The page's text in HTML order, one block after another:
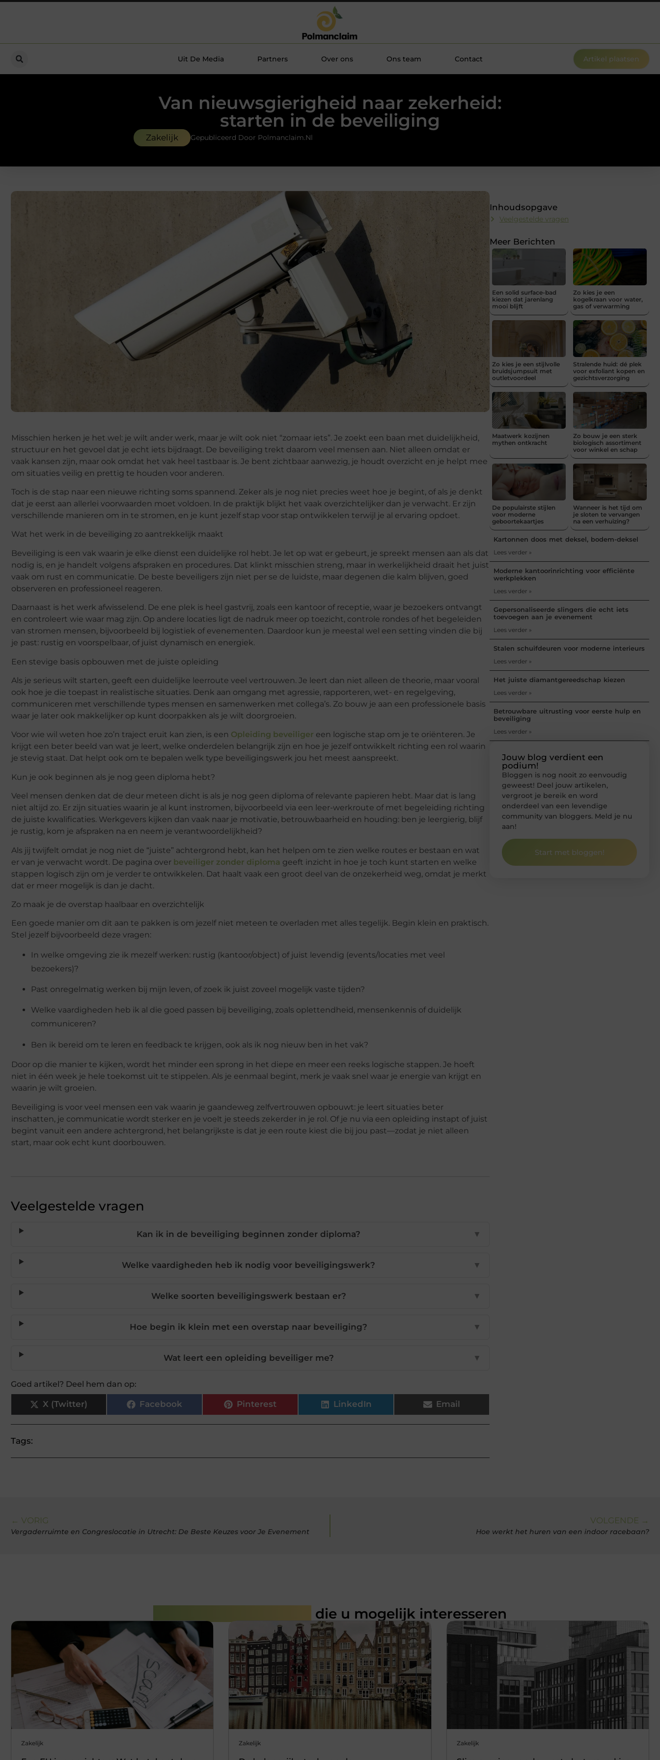
Uit De Media Partners Over ons Ons team Contact Artikel plaatsen
Van nieuwsgierigheid naar zekerheid:
starten in de beveiliging
Zakelijk Gepubliceerd Door Polmanclaim.nl
Misschien herken je het wel: je wilt ander werk, maar je wilt ook niet “zomaar iets”. Je zoekt een baan met duidelijkheid,
structuur en het gevoel dat je echt iets bijdraagt. De beveiliging trekt daarom veel mensen aan. Niet alleen omdat er
vaak kansen zijn, maar ook omdat het vak heel tastbaar is. Je bent zichtbaar aanwezig, je houdt overzicht en je helpt mee
om situaties veilig en prettig te houden voor anderen.
Toch is de stap naar een nieuwe richting soms spannend. Zeker als je nog niet precies weet hoe je begint, of als je denkt
dat je eerst aan allerlei voorwaarden moet voldoen. In de praktijk blijkt het vaak overzichtelijker dan je verwacht. Er zijn
verschillende manieren om in te stromen, en je kunt jezelf stap voor stap ontwikkelen terwijl je al ervaring opdoet.
Wat het werk in de beveiliging zo aantrekkelijk maakt
Beveiliging is een vak waarin je elke dienst een duidelijke rol hebt. Je let op wat er gebeurt, je spreekt mensen aan als dat
nodig is, en je handelt volgens afspraken en procedures. Dat klinkt misschien streng, maar in werkelijkheid draait het juist
vaak om rust en communicatie. De beste beveiligers zijn niet per se de luidste, maar degenen die kalm blijven, goed
observeren en professioneel reageren.
Daarnaast is het werk afwisselend. De ene plek is heel gastvrij, zoals een kantoor of receptie, waar je bezoekers ontvangt
en controleert wie waar mag zijn. Op andere locaties ligt de nadruk meer op toezicht, controle rondes of het begeleiden
van stromen mensen, bijvoorbeeld bij logistiek of evenementen. Daardoor kun je meestal wel een setting vinden die bij
je past: rustig en voorspelbaar, of juist dynamisch en energiek.
Een stevige basis opbouwen met de juiste opleiding
Als je serieus wilt starten, geeft een duidelijke leerroute veel vertrouwen. Je leert dan niet alleen de theorie, maar vooral
ook hoe je die toepast in realistische situaties. Denk aan omgang met agressie, rapporteren, wet- en regelgeving,
communiceren met verschillende types mensen en samenwerken met collega’s. Zo bouw je aan een professionele basis
waar je later ook makkelijker op kunt doorpakken als je wilt doorgroeien.
Voor wie wil weten hoe zo’n traject eruit kan zien, is een Opleiding beveiliger een logische stap om je te oriënteren. Je
krijgt een beter beeld van wat je leert, welke onderdelen belangrijk zijn en hoe je jezelf ontwikkelt richting een rol waarin
je stevig staat. Dat helpt ook om te bepalen welk type beveiligingswerk jou het meest aanspreekt.
Kun je ook beginnen als je nog geen diploma hebt?
Veel mensen denken dat de deur meteen dicht is als je nog geen diploma of relevante papieren hebt. Maar dat is lang
niet altijd zo. Er zijn situaties waarin je al kunt instromen, bijvoorbeeld via een leer-werkroute of met begeleiding richting
de juiste kwalificaties. Werkgevers kijken dan vaak naar je motivatie, betrouwbaarheid en houding: ben je leergierig, blijf
je rustig, kom je afspraken na en neem je verantwoordelijkheid?
Als jij twijfelt omdat je nog niet de “juiste” achtergrond hebt, kan het helpen om te zien welke routes er bestaan en wat
er van je verwacht wordt. De pagina over beveiliger zonder diploma geeft inzicht in hoe je toch kunt starten en welke
stappen logisch zijn om je verder te ontwikkelen. Dat haalt vaak een groot deel van de onzekerheid weg, omdat je merkt
dat er meer mogelijk is dan je dacht.
Zo maak je de overstap haalbaar en overzichtelijk
Een goede manier om dit aan te pakken is om jezelf niet meteen te overladen met alles tegelijk. Begin klein en praktisch.
Stel jezelf bijvoorbeeld deze vragen:
In welke omgeving zie ik mezelf werken: rustig (kantoor/object) of juist levendig (events/locaties met veel
bezoekers)?
Past onregelmatig werken bij mijn leven, of zoek ik juist zoveel mogelijk vaste tijden?
Welke vaardigheden heb ik al die goed passen bij beveiliging, zoals oplettendheid, mensenkennis of duidelijk
communiceren?
Ben ik bereid om te leren en feedback te krijgen, ook als ik nog nieuw ben in het vak?
Door op die manier te kijken, wordt het minder een sprong in het diepe en meer een reeks logische stappen. Je hoeft
niet in één week je hele toekomst uit te stippelen. Als je eenmaal begint, merk je vaak snel waar je energie van krijgt en
waarin je wilt groeien.
Beveiliging is voor veel mensen een vak waarin je gaandeweg zelfvertrouwen opbouwt: je leert situaties beter
inschatten, je communicatie wordt sterker en je voelt je steeds zekerder in je rol. Of je nu via een opleiding instapt of juist
begint vanuit een andere achtergrond, het belangrijkste is dat je een route kiest die bij jou past—zodat je niet alleen
start, maar ook echt kunt doorbouwen.
Veelgestelde vragen
Kan ik in de beveiliging beginnen zonder diploma? ▼
Welke vaardigheden heb ik nodig voor beveiligingswerk? ▼
Welke soorten beveiligingswerk bestaan er? ▼
Hoe begin ik klein met een overstap naar beveiliging? ▼
Wat leert een opleiding beveiliger me? ▼
Goed artikel? Deel hem dan op:
X (Twitter) Facebook Pinterest LinkedIn Email
Tags:
Inhoudsopgave
Veelgestelde vragen
Meer Berichten
Een solid surface-bad
kiezen dat jarenlang
mooi blijft
Zo kies je een
kogelkraan voor water,
gas of verwarming
Zo kies je een stijlvolle
bruidsjumpsuit met
outletvoordeel
Stralende huid: dé plek
voor exfoliant kopen en
gezichtsverzorging
Maatwerk kozijnen
mythen ontkracht
Zo bouw je een sterk
biologisch assortiment
voor winkel en schap
De populairste stijlen
voor moderne
geboortekaartjes
Wanneer is het tijd om
je sloten te vervangen
na een verhuizing?
Kartonnen doos met deksel, bodem-deksel
Lees verder »
Moderne kantoorinrichting voor efficiënte
werkplekken
Lees verder »
Gepersonaliseerde slingers die echt iets
toevoegen aan je evenement
Lees verder »
Stalen schuifdeuren voor moderne interieurs
Lees verder »
Het juiste diamantgereedschap kiezen
Lees verder »
Betrouwbare uitrusting voor eerste hulp en
beveiliging
Lees verder »
Jouw blog verdient een
podium!
Bloggen is nog nooit zo eenvoudig
geweest! Deel jouw artikelen,
vergroot je bereik en word
onderdeel van een levendige
community van bloggers. Meld je nu
aan!
Start met bloggen!
← VORIG
Vergaderruimte en Congreslocatie in Utrecht: De Beste Keuzes voor Je Evenement
VOLGENDE →
Hoe werkt het huren van een indoor racebaan?
die u mogelijk interesseren
Zakelijk Zakelijk Zakelijk